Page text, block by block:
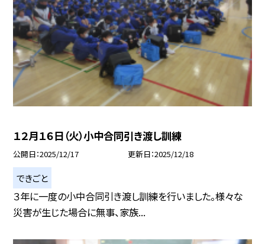
１２月１６日（火）小中合同引き渡し訓練
公開日 2025/12/17 更新日 2025/12/18
できごと
３年に一度の小中合同引き渡し訓練を行いました。様々な
災害が生じた場合に無事、家族...